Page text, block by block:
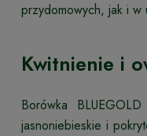
przydomowych, jak i w
Kwitnienie i
Borówka
jasnoniebieskie i